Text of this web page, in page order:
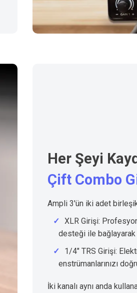
Her Şeyi
Çift Combo
Ampli 3'ün iki adet
XLR Girişi:
desteği ile bağlayarak
1/4" TRS Girişi:
enstrümanlarınızı
İki kanalı aynı anda